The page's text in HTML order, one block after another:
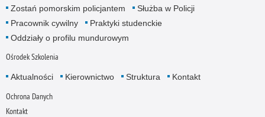
Zostań pomorskim policjantem
Służba w Policji
Pracownik cywilny
Praktyki studenckie
Oddziały o profilu mundurowym
Ośrodek Szkolenia
Aktualności Kierownictwo Struktura Kontakt
Ochrona Danych
Kontakt